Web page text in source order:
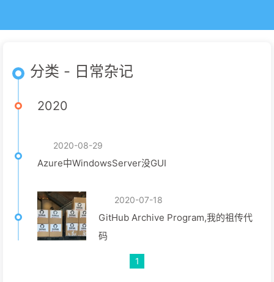
分类 - 日常杂记
2020
2020-08-29
Azure中WindowsServer没GUI
2020-07-18
GitHub Archive Program,我的祖传代
码
1